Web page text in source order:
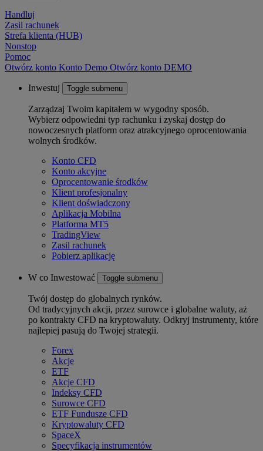
Handluj
Zasil rachunek
Strefa klienta (HUB)
Nonstop
Pomoc
Otwórz konto Konto Demo Otwórz konto DEMO
Inwestuj Toggle submenu
Zarządzaj Twoim kapitałem w wygodny sposób.
Wybierz odpowiedni typ rachunku i zyskaj dostęp do
nowoczesnych platform oraz atrakcyjnego oprocentowania
wolnych środków.
Konto CFD
Konto akcyjne
Oprocentowanie środków
Klient profesjonalny
Klient doświadczony
Aplikacja Mobilna
Platforma MT5
TradingView
Zasil rachunek
Pobierz aplikację
W co Inwestować Toggle submenu
Twój dostęp do globalnych rynków.
Od tradycyjnych akcji, przez surowce i globalne waluty, aż
po kontrakty CFD na kryptowaluty. Odkryj instrumenty, które
najlepiej pasują do Twojej strategii.
Forex
Akcje
ETF
Akcje CFD
Indeksy CFD
Surowce CFD
ETF Fundusze CFD
Kryptowaluty CFD
SpaceX
Specyfikacja instrumentów